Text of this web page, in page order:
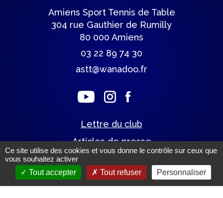
Amiens Sport Tennis de Table
304 rue Gauthier de Rumilly
80 000 Amiens
03 22 89 74 30
astt@wanadoo.fr
Lettre du club
Articles de presse
Mentions légales.(c) Tous droits réservés.
Ce site utilise des cookies et vous donne le contrôle sur ceux que
vous souhaitez activer
Tout accepter
Tout refuser Personnaliser